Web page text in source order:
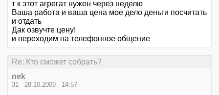
т к этот агрегат нужен через неделю
Ваша работа и ваша цена мое дело деньги посчитать
и отдать
Дак озвучте цену!
и переходим на телефонное общение
Re: Кто сможет собрать?
nek
31 - 28.10.2009 - 14:57